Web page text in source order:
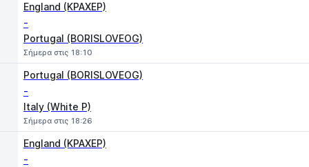
England (KPAXEP)
-
Portugal (BORISLOVEOG)
Σήμερα στις 18:10
Portugal (BORISLOVEOG)
-
Italy (White P)
Σήμερα στις 18:26
England (KPAXEP)
-